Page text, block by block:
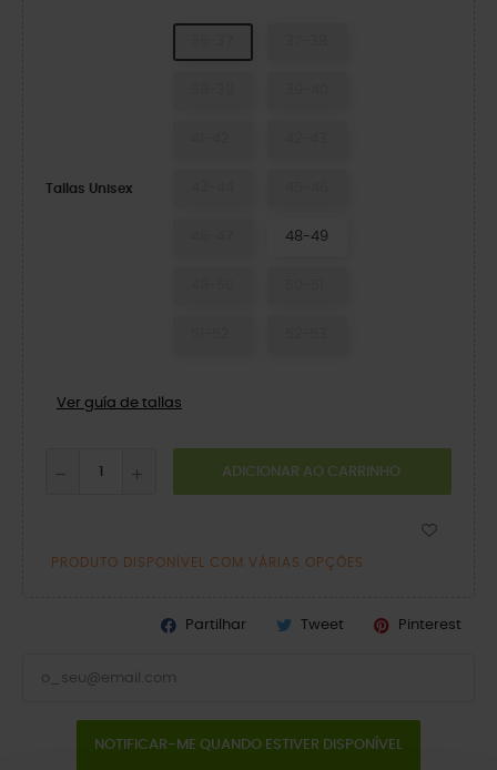
Tallas Unisex
48-49
Ver guía de tallas
ADICIONAR AO CARRINHO
PRODUTO DISPONÍVEL COM VÁRIAS OPÇÕES
Partilhar Tweet Pinterest
NOTIFICAR-ME QUANDO ESTIVER DISPONÍVEL